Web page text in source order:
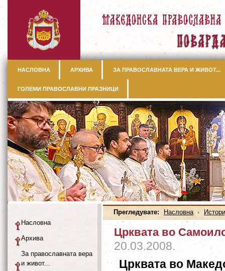
НАСЛОВНА АРХИВА ЗА ПРАВОСЛАВНАТА ВЕРА И ЖИВОТ...
ГОЛЕМИ ПРАВОСЛАВНИ ПРАЗНИЦИ
Прегледувате: Насловна
Црквата во
20.03.2008.
Црквата во
Насловна
Архива
За православната вера
и живот...